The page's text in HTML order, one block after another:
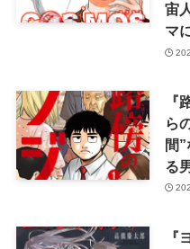
宙
マ
『
ら
間
る
『